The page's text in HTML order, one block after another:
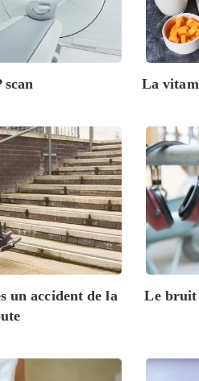
scan La
un accident de la
Le bruit